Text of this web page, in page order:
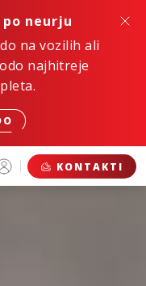
neurju
na vozilih ali
najhitreje
KONTAKTI